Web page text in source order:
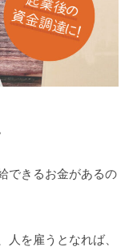
できるお金があるの
人を雇うとなれば、